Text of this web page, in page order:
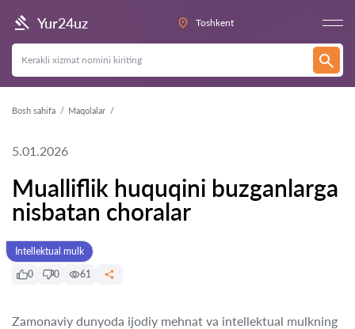
Yur24uz Toshkent
Bosh sahifa Maqolalar
5.01.2026
Mualliflik huquqini buzganlarga
nisbatan choralar
Intellektual mulk
0
0 61
Zamonaviy dunyoda ijodiy mehnat va intellektual mulkning